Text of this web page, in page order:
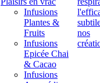
Infusions
Plantes &
Fruits
Infusions
Epicée Chai
& Cacao
Infusions